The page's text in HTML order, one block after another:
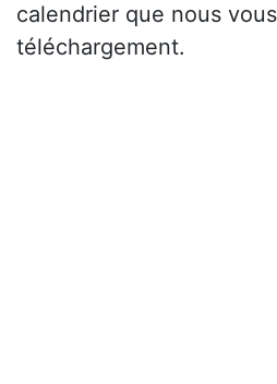
calendrier que nous
téléchargement.